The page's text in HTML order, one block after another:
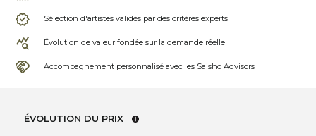
Sélection d'artistes validés par des critères experts
Évolution de valeur fondée sur la demande réelle
Accompagnement personnalisé avec les Saisho Advisors
ÉVOLUTION DU PRIX